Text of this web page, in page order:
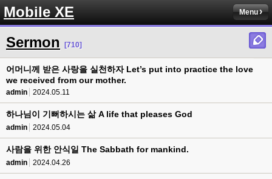
Mobile XE Menu
Sermon [710]
어머니께 받은 사랑을 실천하자 Let’s put into practice the love
we received from our mother.
admin 2024.05.11
하나님이 기뻐하시는 삶 A life that pleases God
admin 2024.05.04
사람을 위한 안식일 The Sabbath for mankind.
admin 2024.04.26